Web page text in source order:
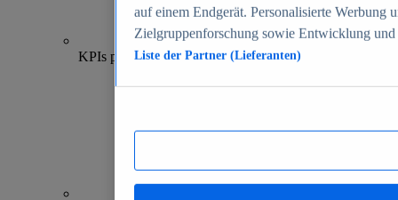
70+
KPIs pro Shop
auf einem Endgerät. Personalisierte Werbung
Zielgruppenforschung sowie Entwicklung
Liste der Partner (Lieferanten)